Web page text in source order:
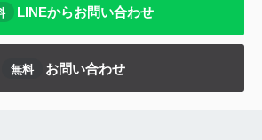
LINEからお問い合わせ
無料 お問い合わせ